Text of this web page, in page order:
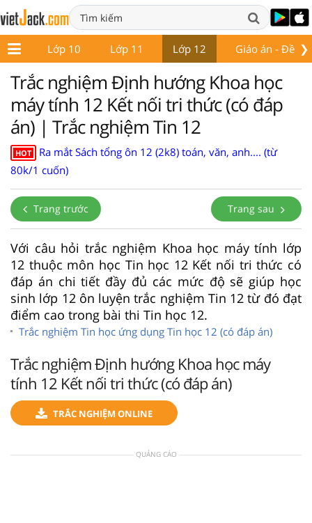
❯
9 Lớp 10 Lớp 11 Lớp 12 Giáo án - Đề thi
Trắc nghiệm Định hướng Khoa học
máy tính 12 Kết nối tri thức (có đáp
án) | Trắc nghiệm Tin 12
HOT
Ra mắt Sách tổng ôn 12 (2k8) toán, văn, anh.... (từ
80k/1 cuốn)
Trang trước Trang sau
Với câu hỏi trắc nghiệm Khoa học máy tính lớp
12 thuộc môn học Tin học 12 Kết nối tri thức có
đáp án chi tiết đầy đủ các mức độ sẽ giúp học
sinh lớp 12 ôn luyện trắc nghiệm Tin 12 từ đó đạt
điểm cao trong bài thi Tin học 12.
Trắc nghiệm Tin học ứng dụng Tin học 12 (có đáp án)
Trắc nghiệm Định hướng Khoa học máy
tính 12 Kết nối tri thức (có đáp án)
TRẮC NGHIỆM ONLINE
QUẢNG CÁO